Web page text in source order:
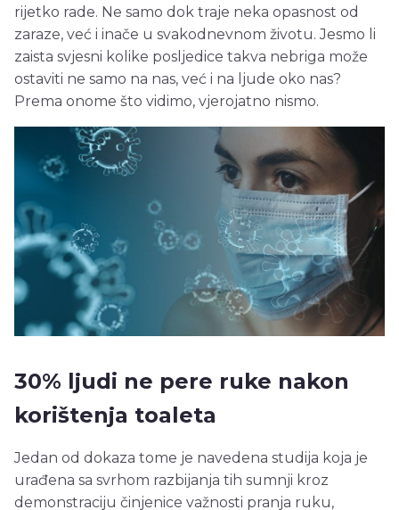
rijetko rade. Ne samo dok traje neka opasnost od
zaraze, već i inače u svakodnevnom životu. Jesmo li
zaista svjesni kolike posljedice takva nebriga može
ostaviti ne samo na nas, već i na ljude oko nas?
Prema onome što vidimo, vjerojatno nismo.
30% ljudi ne pere ruke nakon
korištenja toaleta
Jedan od dokaza tome je navedena studija koja je
urađena sa svrhom razbijanja tih sumnji kroz
demonstraciju činjenice važnosti pranja ruku,